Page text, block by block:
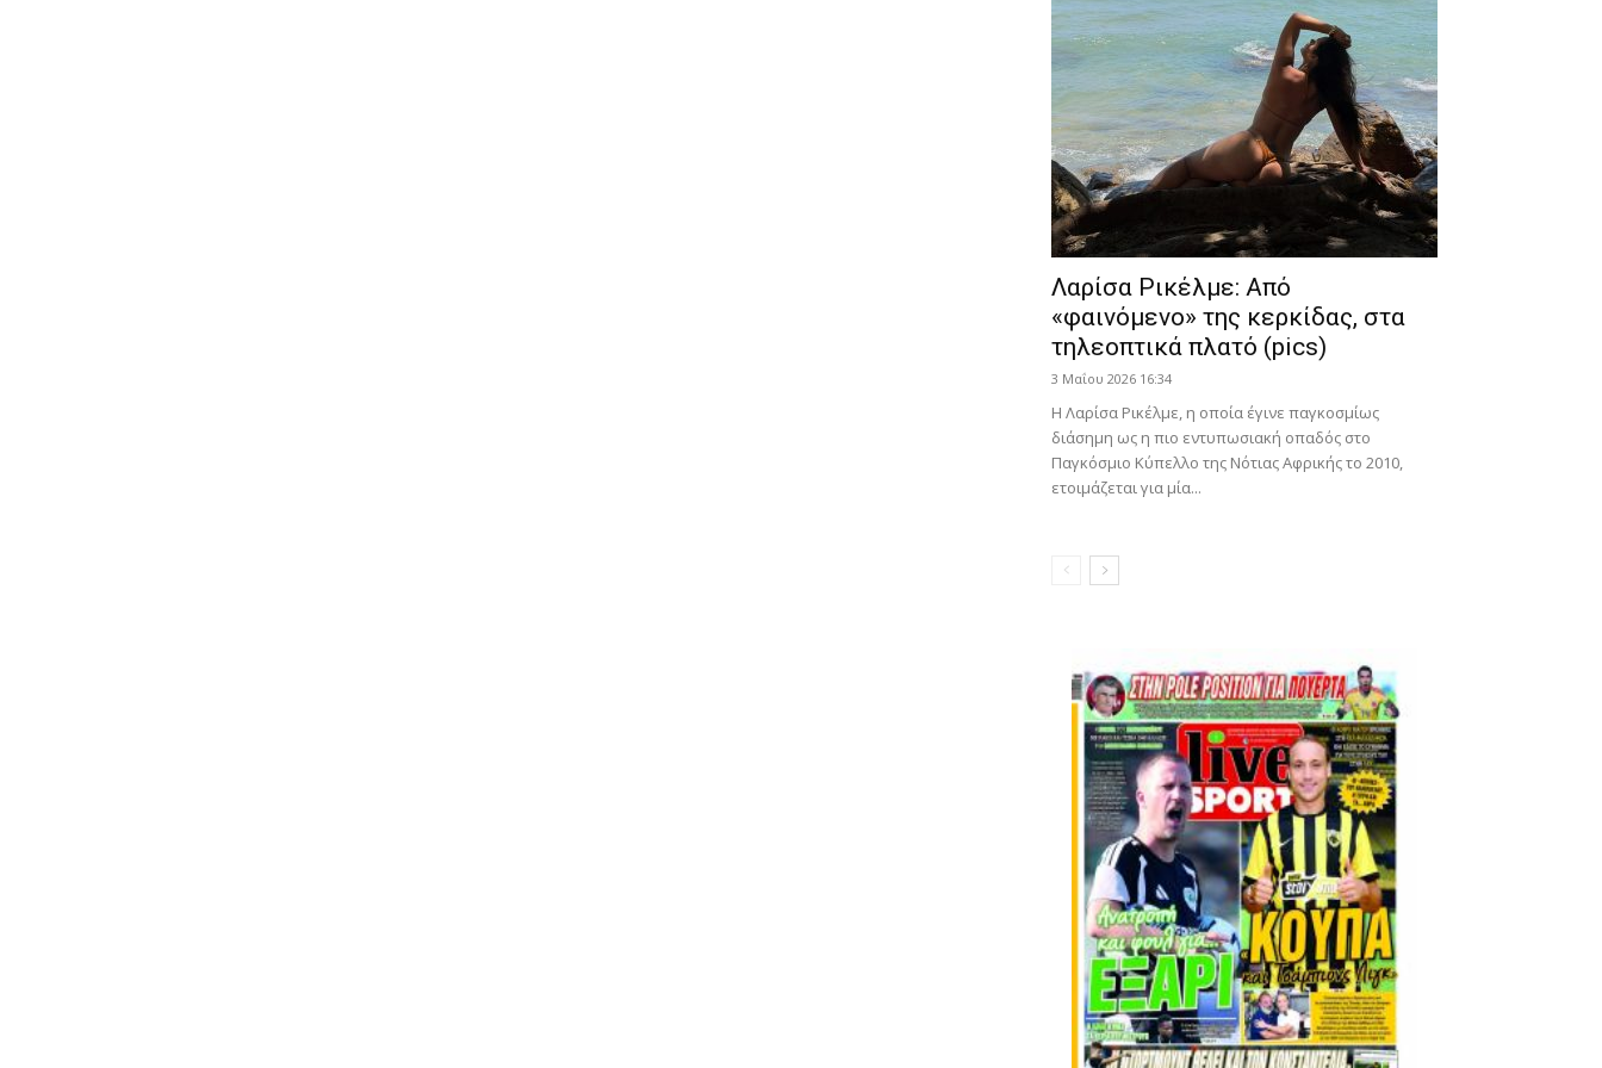
Λαρίσα Ρικέλμε: Από
«φαινόμενο» της κερκίδας, στα
τηλεοπτικά πλατό (pics)
3 Μαΐου 2026 16:34
Η Λαρίσα Ρικέλμε, η οποία έγινε παγκοσμίως
διάσημη ως η πιο εντυπωσιακή οπαδός στο
Παγκόσμιο Κύπελλο της Νότιας Αφρικής το 2010,
ετοιμάζεται για μία...